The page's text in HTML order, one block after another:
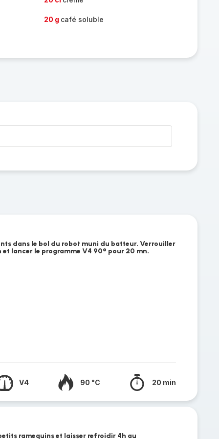
20 g café soluble
dans le bol du robot muni du batteur. Verrouiller
lancer le programme V4 90° pour 20 mn.
V4 90 °C 20 min
ramequins et laisser refroidir 4h au